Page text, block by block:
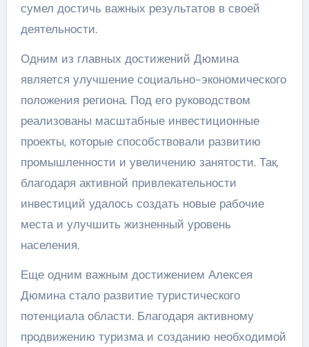
сумел достичь важных результатов в своей
деятельности.
Одним из главных достижений Дюмина
является улучшение социально-экономического
положения региона. Под его руководством
реализованы масштабные инвестиционные
проекты, которые способствовали развитию
промышленности и увеличению занятости. Так,
благодаря активной привлекательности
инвестиций удалось создать новые рабочие
места и улучшить жизненный уровень
населения.
Еще одним важным достижением Алексея
Дюмина стало развитие туристического
потенциала области. Благодаря активному
продвижению туризма и созданию необходимой